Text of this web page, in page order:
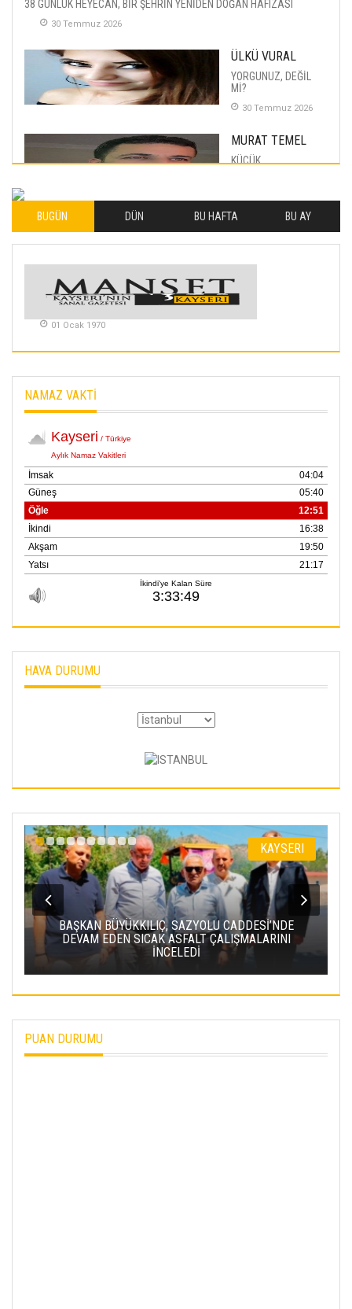
38 GÜNLÜK HEYECAN, BİR ŞEHRİN YENİDEN DOĞAN HAFIZASI
30 Temmuz 2026
ÜLKÜ VURAL
YORGUNUZ, DEĞİL
Mİ?
30 Temmuz 2026
MURAT TEMEL
KÜÇÜK
İLHAN YILMAZ
SOFRADA AYRIMCILIK
METİN ERTEM
YAŞANANLAR!
Merve Şimşek
İlgi Alanlarımız ve Biz
puana Ulaştı
01 Mayis 2026
BUGÜN DÜN BU HAFTA BU AY
01 Ocak 1970
NAMAZ VAKTİ
HAVA DURUMU
KAYSERI
SAZYOLU CADDESİ’NDE
SICAK ASFALT ÇALIŞMALARINI
İNCELEDİ
BAKAN
PROJESI’NDE
PUAN DURUMU